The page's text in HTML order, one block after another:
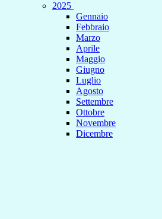
2025
Gennaio
Febbraio
Marzo
Aprile
Maggio
Giugno
Luglio
Agosto
Settembre
Ottobre
Novembre
Dicembre